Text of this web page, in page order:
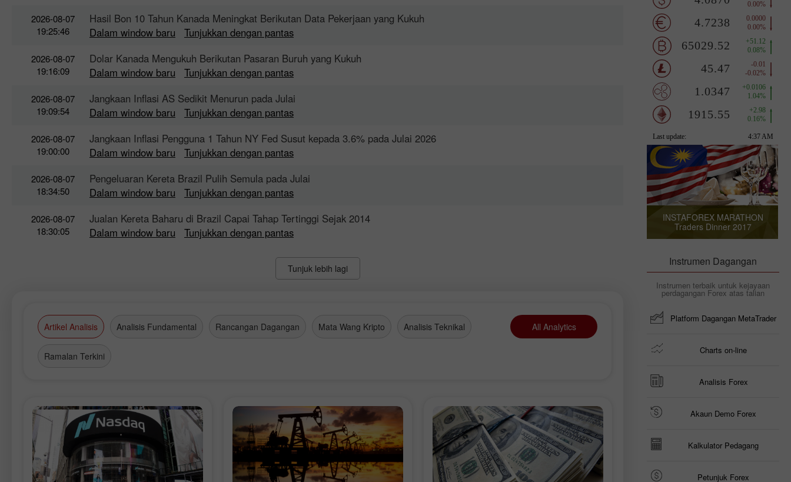
2026-08-07
19:25:46
Hasil Bon 10 Tahun Kanada Meningkat Berikutan Data Pekerjaan yang Kukuh
Dalam window baru
Tunjukkan dengan pantas
2026-08-07
19:16:09
Dolar Kanada Mengukuh Berikutan Pasaran Buruh yang Kukuh
Dalam window baru
Tunjukkan dengan pantas
2026-08-07
19:09:54
Jangkaan Inflasi AS Sedikit Menurun pada Julai
Dalam window baru
Tunjukkan dengan pantas
2026-08-07
19:00:00
Jangkaan Inflasi Pengguna 1 Tahun NY Fed Susut kepada 3.6% pada Julai 2026
Dalam window baru
Tunjukkan dengan pantas
2026-08-07
18:34:50
Pengeluaran Kereta Brazil Pulih Semula pada Julai
Dalam window baru
Tunjukkan dengan pantas
2026-08-07
18:30:05
Jualan Kereta Baharu di Brazil Capai Tahap Tertinggi Sejak 2014
Dalam window baru
Tunjukkan dengan pantas
Tunjuk lebih lagi
Artikel Analisis Analisis Fundamental Rancangan Dagangan Mata Wang Kripto Analisis Teknikal
Ramalan Terkini
All Analytics
INSTAFOREX MARATHON
Traders Dinner 2017
Instrumen Dagangan
Instrumen terbaik untuk kejayaan
perdagangan Forex atas talian
Platform Dagangan MetaTrader
Charts on-line
Analisis Forex
Akaun Demo Forex
Kalkulator Pedagang
Petunjuk Forex